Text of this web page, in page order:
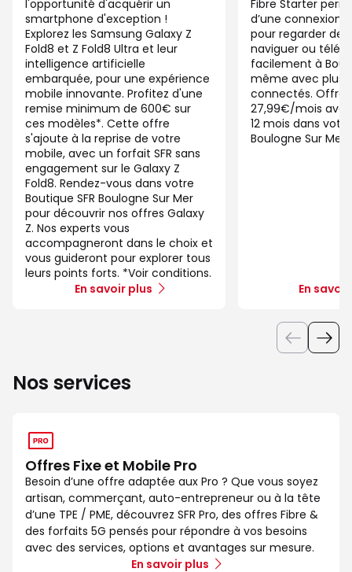
l'opportunité d'acquérir un
smartphone d'exception !
Explorez les Samsung Galaxy Z
Fold8 et Z Fold8 Ultra et leur
intelligence artificielle
embarquée, pour une expérience
mobile innovante. Profitez d'une
remise minimum de 600€ sur
ces modèles*. Cette offre
s'ajoute à la reprise de votre
mobile, avec un forfait SFR sans
engagement sur le Galaxy Z
Fold8. Rendez-vous dans votre
Boutique SFR Boulogne Sur Mer
pour découvrir nos offres Galaxy
Z. Nos experts vous
accompagneront dans le choix et
vous guideront pour explorer tous
leurs points forts. *Voir conditions.
En savoir plus
Fibre Starter
d’une connexion
pour regarder des
naviguer ou
facilement à
même avec
connectés. Offre
27,99€/mois
12 mois dans
Boulogne Sur Mer.
En
Nos services
Offres Fixe et Mobile Pro
Besoin d’une offre adaptée aux Pro ? Que vous soyez
artisan, commerçant, auto-entrepreneur ou à la tête
d’une TPE / PME, découvrez SFR Pro, des offres Fibre &
des forfaits 5G pensés pour répondre à vos besoins
avec des services, options et avantages sur mesure.
En savoir plus